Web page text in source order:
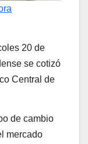
20 de
se cotizó
Central de
de cambio
mercado